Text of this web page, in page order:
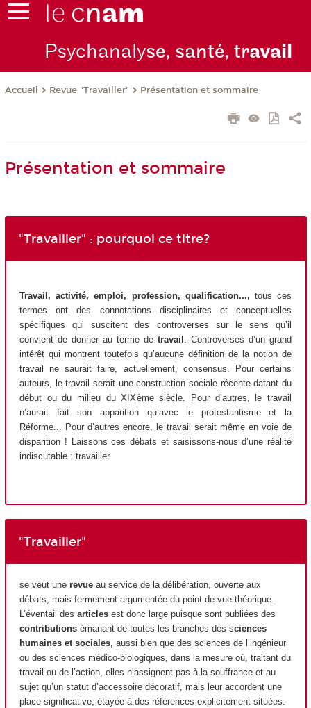
Psychanalyse, santé, travail
Accueil Revue "Travailler" Présentation et sommaire
Présentation et sommaire
"Travailler" : pourquoi ce titre?
Travail, activité, emploi, profession, qualification..., tous ces
termes ont des connotations disciplinaires et conceptuelles
spécifiques qui suscitent des controverses sur le sens qu’il
convient de donner au terme de travail
. Controverses d’un grand
intérêt qui montrent toutefois qu’aucune définition de la notion de
travail ne saurait faire, actuellement, consensus. Pour certains
auteurs, le travail serait une construction sociale récente datant du
début ou du milieu du XIXèmesiècle. Pour d’autres, le travail
n’aurait fait son apparition qu’avec le protestantisme et la
Réforme... Pour d’autres encore, le travail serait même en voie de
disparition ! Laissons ces débats et saisissons-nous d’une réalité
indiscutable : travailler.
"Travailler"
se veut une revue au service de la délibération, ouverte aux
débats, mais fermement argumentée du point de vue théorique.
L’éventail des articles est donc large puisque sont publiées des
contributions émanant de toutes les branches des sciences
humaines et sociales, aussi bien que des sciences de l’ingénieur
ou des sciences médico-biologiques, dans la mesure où, traitant du
travail ou de l’action, elles n’assignent pas à la souffrance et au
sujet qu’un statut d’accessoire décoratif, mais leur accordent une
place significative, étayée à des références explicitement situées.